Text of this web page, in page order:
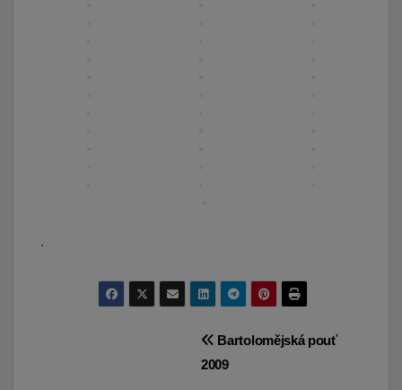
.
Bartolomějská pouť
2009